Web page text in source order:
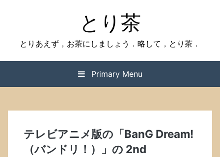
とり茶
とりあえず，お茶にしましょう．略して，とり茶．
Primary Menu
テレビアニメ版の「BanG Dream!
（バンドリ！）」の 2nd